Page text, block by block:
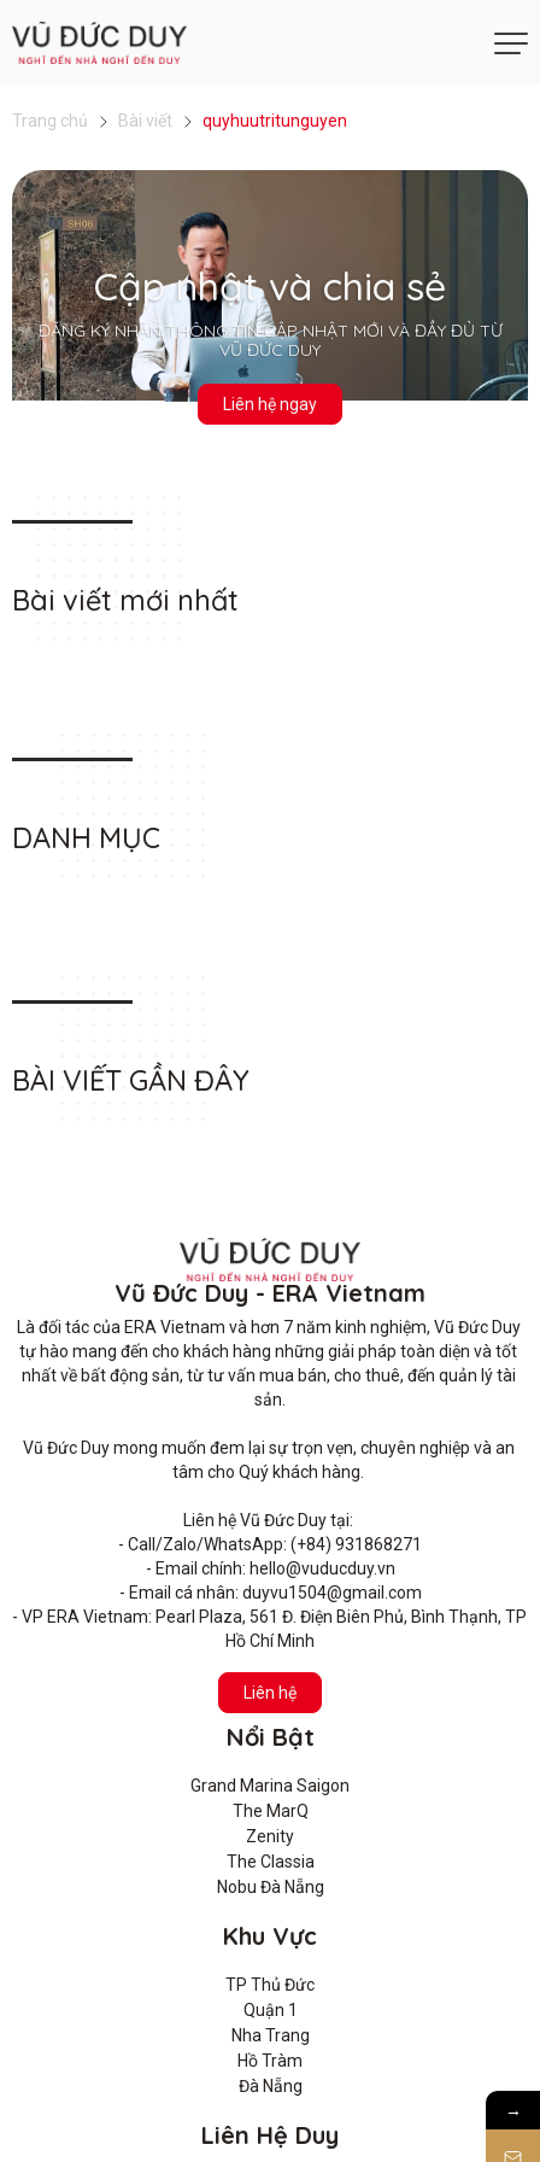
Trang chủ Bài viết quyhuutritunguyen
Cập nhật và chia sẻ
ĐĂNG KÝ NHẬN THÔNG TIN CẬP NHẬT MỚI VÀ ĐẦY ĐỦ TỪ
VŨ ĐỨC DUY
Liên hệ ngay
Bài viết mới nhất
DANH MỤC
BÀI VIẾT GẦN ĐÂY
Vũ Đức Duy - ERA Vietnam
Là đối tác của ERA Vietnam và hơn 7 năm kinh nghiệm, Vũ Đức Duy
tự hào mang đến cho khách hàng những giải pháp toàn diện và tốt
nhất về bất động sản, từ tư vấn mua bán, cho thuê, đến quản lý tài
sản.
Vũ Đức Duy mong muốn đem lại sự trọn vẹn, chuyên nghiệp và an
tâm cho Quý khách hàng.
Liên hệ Vũ Đức Duy tại:
- Call/Zalo/WhatsApp: (+84) 931868271
- Email chính: hello@vuducduy.vn
- Email cá nhân: duyvu1504@gmail.com
- VP ERA Vietnam: Pearl Plaza, 561 Đ. Điện Biên Phủ, Bình Thạnh, TP
Hồ Chí Minh
Liên hệ
Nổi Bật
Grand Marina Saigon
The MarQ
Zenity
The Classia
Nobu Đà Nẵng
Khu Vực
TP Thủ Đức
Quận 1
Nha Trang
Hồ Tràm
Đà Nẵng
Liên Hệ Duy
→